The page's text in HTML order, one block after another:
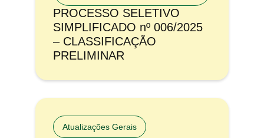
PROCESSO SELETIVO
SIMPLIFICADO nº 006/2025
– CLASSIFICAÇÃO
PRELIMINAR
Atualizações Gerais